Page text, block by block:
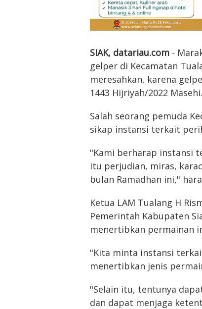
SIAK, datariau.com -
gelper di Kecamatan
meresahkan, karena
1443 Hijriyah/2022 Masehi.
Salah seorang pemuda
sikap instansi terkait
"Kami berharap instansi
itu perjudian, miras,
bulan Ramadhan ini,"
Ketua LAM Tualang H
Pemerintah Kabupaten
menertibkan permainan
"Kita minta instansi
menertibkan jenis
"Selain itu, tentunya
dan dapat menjaga